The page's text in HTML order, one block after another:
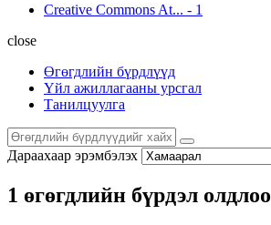
Creative Commons At... - 1
close
Өгөгдлийн бүрдлүүд
Үйл ажиллагааны урсгал
Танилцуулга
Дараахаар эрэмбэлэх
1 өгөгдлийн бүрдэл олдлоо